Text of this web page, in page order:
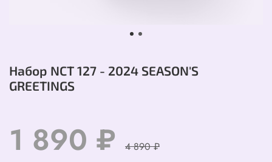
Набор NCT 127 - 2024 SEASON'S
GREETINGS
1 890 ₽ 4 890 ₽